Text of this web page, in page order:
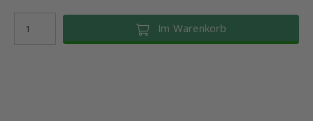
Im Warenkorb